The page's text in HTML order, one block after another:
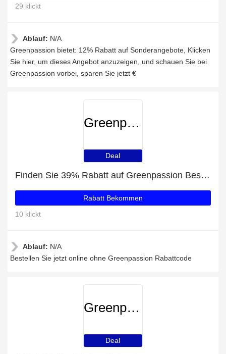
29 klickt
Ablauf: N/A
Greenpassion bietet: 12% Rabatt auf Sonderangebote, Klicken
Sie hier, um dieses Angebot anzuzeigen, und schauen Sie bei
Greenpassion vorbei, sparen Sie jetzt €
Greenpassion
Deal
Finden Sie 39% Rabatt auf Greenpassion Bestellungen
Rabatt Bekommen
10 klickt
Ablauf: N/A
Bestellen Sie jetzt online ohne Greenpassion Rabattcode
Greenpassion
Deal